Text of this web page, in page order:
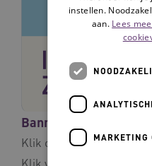
Banner intranet 2
Klik op de afbeelding
Klik vervolgens met je
instellen.
aan. Lees
MARKETING